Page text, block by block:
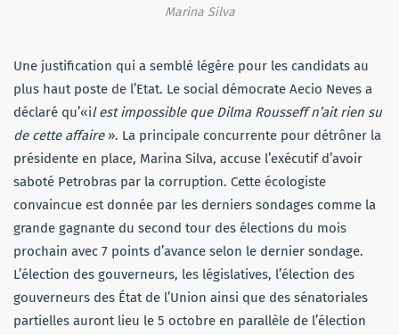
Marina Silva
Une justification qui a semblé légère pour les candidats au
plus haut poste de l’Etat. Le social démocrate Aecio Neves a
déclaré qu’«il est impossible que Dilma Rousseff n’ait rien su
de cette affaire». La principale concurrente pour détrôner la
présidente en place, Marina Silva, accuse l’exécutif d’avoir
saboté Petrobras par la corruption. Cette écologiste
convaincue est donnée par les derniers sondages comme la
grande gagnante du second tour des élections du mois
prochain avec 7 points d’avance selon le dernier sondage.
L’élection des gouverneurs, les législatives, l’élection des
gouverneurs des État de l’Union ainsi que des sénatoriales
partielles auront lieu le 5 octobre en parallèle de l’élection